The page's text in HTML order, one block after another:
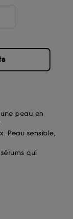
peau en
Peau sensible,
qui
le dépôt
mes
de
en ligne
cliques
à tout
Si vous
cookies